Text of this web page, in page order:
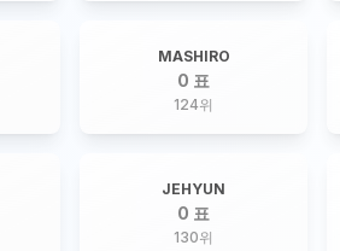
MASHIRO
0 표
124위
JEHYUN
0 표
130위